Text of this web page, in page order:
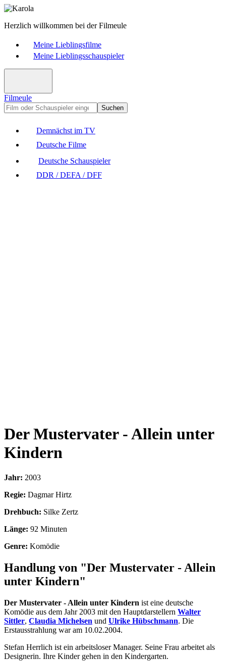
Herzlich willkommen bei der Filmeule
Meine Lieblingsfilme
Meine Lieblingsschauspieler
Filmeule
Suchen
Demnächst im TV
Deutsche Filme
Deutsche Schauspieler
DDR / DEFA / DFF
Der Mustervater - Allein unter
Kindern
Jahr: 2003
Regie: Dagmar Hirtz
Drehbuch: Silke Zertz
Länge: 92 Minuten
Genre: Komödie
Handlung von "Der Mustervater - Allein
unter Kindern"
Der Mustervater - Allein unter Kindern ist eine deutsche
Komödie aus dem Jahr 2003 mit den Hauptdarstellern Walter
Sittler, Claudia Michelsen und Ulrike Hübschmann. Die
Erstausstrahlung war am 10.02.2004.
Stefan Herrlich ist ein arbeitsloser Manager. Seine Frau arbeitet als
Designerin. Ihre Kinder gehen in den Kindergarten.